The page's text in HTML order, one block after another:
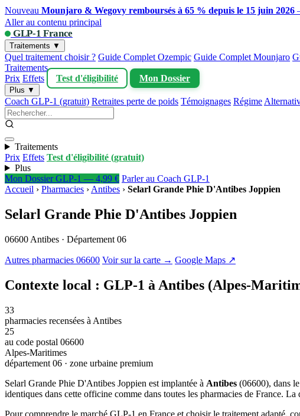
Nouveau Mounjaro & Wegovy remboursés à 65 % depuis le 15 juin 2026
Aller au contenu principal
GLP-1 France
Traitements ▼
Quel traitement choisir ? Guide Complet Ozempic Guide Complet Mounjaro
Traitements
Prix Effets Test d'éligibilité Mon Dossier
Plus ▼
Coach GLP-1 (gratuit) Retraites perte de poids Témoignages Régime
Traitements
Prix Effets Test d'éligibilité (gratuit)
Plus
Mon Dossier GLP-1 — 4,99 € Parler au Coach GLP-1
Accueil › Pharmacies › Antibes › Selarl Grande Phie D'Antibes Joppien
Selarl Grande Phie D'Antibes Joppien
06600 Antibes · Département 06
Autres pharmacies 06600 Voir sur la carte → Google Maps ↗
Contexte local : GLP-1 à Antibes (Alpes-
33
pharmacies recensées à Antibes
25
au code postal 06600
Alpes-Maritimes
département 06 · zone urbaine premium
Selarl Grande Phie D'Antibes Joppien est implantée à Antibes (06600), dans
identiques dans cette officine comme dans toutes les pharmacies de France.
Pour comprendre le marché GLP-1 en France et choisir le traitement adapté,